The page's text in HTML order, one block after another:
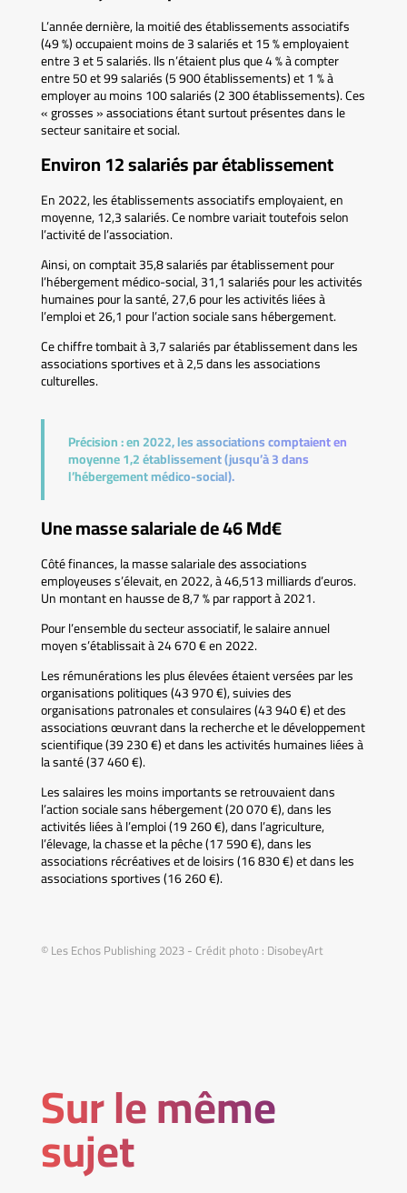
L’année dernière, la moitié des établissements associatifs
(49 %) occupaient moins de 3 salariés et 15 % employaient
entre 3 et 5 salariés. Ils n’étaient plus que 4 % à compter
entre 50 et 99 salariés (5 900 établissements) et 1 % à
employer au moins 100 salariés (2 300 établissements). Ces
« grosses » associations étant surtout présentes dans le
secteur sanitaire et social.
Environ 12 salariés par établissement
En 2022, les établissements associatifs employaient, en
moyenne, 12,3 salariés. Ce nombre variait toutefois selon
l’activité de l’association.
Ainsi, on comptait 35,8 salariés par établissement pour
l’hébergement médico-social, 31,1 salariés pour les activités
humaines pour la santé, 27,6 pour les activités liées à
l’emploi et 26,1 pour l’action sociale sans hébergement.
Ce chiffre tombait à 3,7 salariés par établissement dans les
associations sportives et à 2,5 dans les associations
culturelles.
Précision :en 2022, les associations comptaient en
moyenne 1,2 établissement (jusqu’à 3 dans
l’hébergement médico-social).
Une masse salariale de 46 Md€
Côté finances, la masse salariale des associations
employeuses s’élevait, en 2022, à 46,513 milliards d’euros.
Un montant en hausse de 8,7 % par rapport à 2021.
Pour l’ensemble du secteur associatif, le salaire annuel
moyen s’établissait à 24 670 € en 2022.
Les rémunérations les plus élevées étaient versées par les
organisations politiques (43 970 €), suivies des
organisations patronales et consulaires (43 940 €) et des
associations œuvrant dans la recherche et le développement
scientifique (39 230 €) et dans les activités humaines liées à
la santé (37 460 €).
Les salaires les moins importants se retrouvaient dans
l’action sociale sans hébergement (20 070 €), dans les
activités liées à l’emploi (19 260 €), dans l’agriculture,
l’élevage, la chasse et la pêche (17 590 €), dans les
associations récréatives et de loisirs (16 830 €) et dans les
associations sportives (16 260 €).
© Les Echos Publishing 2023 - Crédit photo : DisobeyArt
Sur le même
sujet